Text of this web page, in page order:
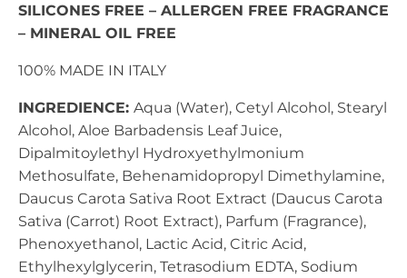
SILICONES FREE – ALLERGEN FREE FRAGRANCE
– MINERAL OIL FREE
100% MADE IN ITALY
INGREDIENCE: Aqua (Water), Cetyl Alcohol, Stearyl
Alcohol, Aloe Barbadensis Leaf Juice,
Dipalmitoylethyl Hydroxyethylmonium
Methosulfate, Behenamidopropyl Dimethylamine,
Daucus Carota Sativa Root Extract (Daucus Carota
Sativa (Carrot) Root Extract), Parfum (Fragrance),
Phenoxyethanol, Lactic Acid, Citric Acid,
Ethylhexylglycerin, Tetrasodium EDTA, Sodium